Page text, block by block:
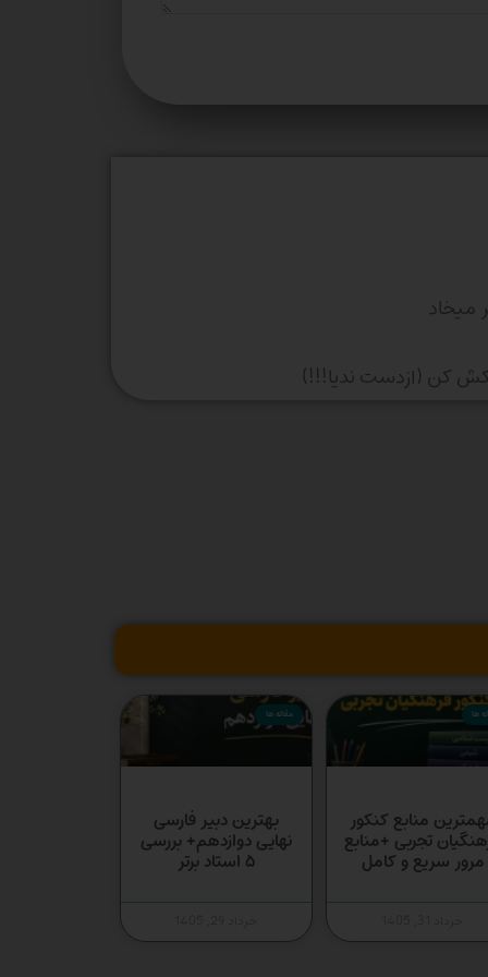
میخاد
کن (ازدست ندیا!!!)
ها
منابع کنکور
تجربی +منابع
مرور سریع و کامل
مقاله ها
بهترین دبیر فارسی
نهایی دوازدهم+ بررسی
۵ استاد برتر